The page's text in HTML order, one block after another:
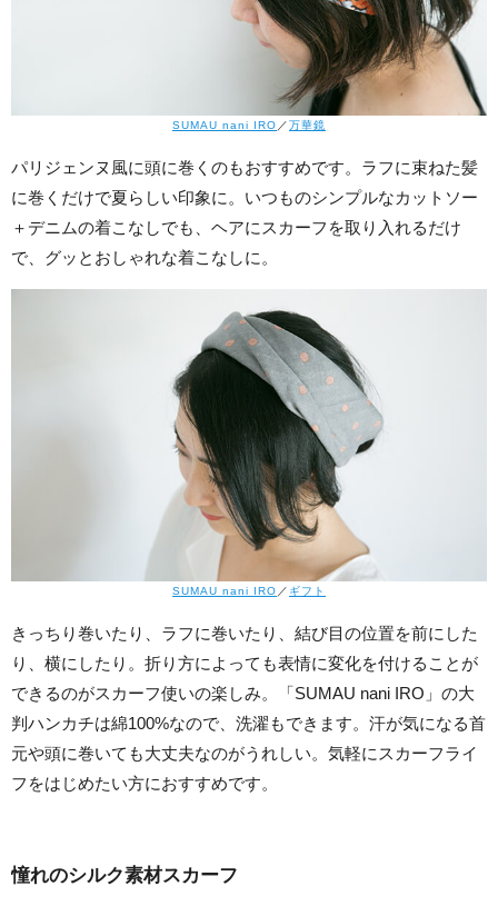
SUMAU nani IRO ／万華鏡
パリジェンヌ風に頭に巻くのもおすすめです。ラフに束ねた髪
に巻くだけで夏らしい印象に。いつものシンプルなカットソー
＋デニムの着こなしでも、ヘアにスカーフを取り入れるだけ
で、グッとおしゃれな着こなしに。
SUMAU nani IRO ／ ギフト
きっちり巻いたり、ラフに巻いたり、結び目の位置を前にした
り、横にしたり。折り方によっても表情に変化を付けることが
できるのがスカーフ使いの楽しみ。「SUMAU nani IRO」の大
判ハンカチは綿100%なので、洗濯もできます。汗が気になる首
元や頭に巻いても大丈夫なのがうれしい。気軽にスカーフライ
フをはじめたい方におすすめです。
憧れのシルク素材スカーフ